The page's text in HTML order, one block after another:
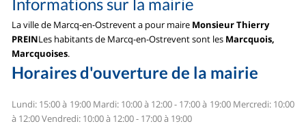
La ville de Marcq-en-Ostrevent a pour maire Monsieur Thierry
PREINLes habitants de Marcq-en-Ostrevent sont les Marcquois,
Marcquoises.
Horaires d'ouverture de la mairie
Lundi: 15:00 à 19:00Mardi: 10:00 à 12:00 - 17:00 à 19:00Mercredi: 10:00
à 12:00Vendredi: 10:00 à 12:00 - 17:00 à 19:00